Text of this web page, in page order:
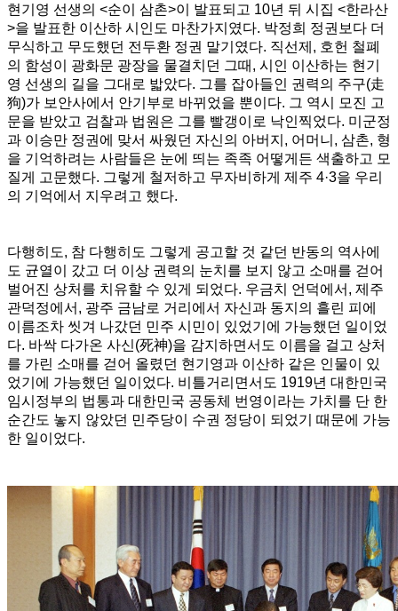
현기영 선생의 <순이 삼촌>이 발표되고 10년 뒤 시집 <한라산
>을 발표한 이산하 시인도 마찬가지였다. 박정희 정권보다 더
무식하고 무도했던 전두환 정권 말기였다. 직선제, 호헌 철폐
의 함성이 광화문 광장을 물결치던 그때, 시인 이산하는 현기
영 선생의 길을 그대로 밟았다. 그를 잡아들인 권력의 주구(走
狗)가 보안사에서 안기부로 바뀌었을 뿐이다. 그 역시 모진 고
문을 받았고 검찰과 법원은 그를 빨갱이로 낙인찍었다. 미군정
과 이승만 정권에 맞서 싸웠던 자신의 아버지, 어머니, 삼촌, 형
을 기억하려는 사람들은 눈에 띄는 족족 어떻게든 색출하고 모
질게 고문했다. 그렇게 철저하고 무자비하게 제주 4·3을 우리
의 기억에서 지우려고 했다.
다행히도, 참 다행히도 그렇게 공고할 것 같던 반동의 역사에
도 균열이 갔고 더 이상 권력의 눈치를 보지 않고 소매를 걷어
벌어진 상처를 치유할 수 있게 되었다. 우금치 언덕에서, 제주
관덕정에서, 광주 금남로 거리에서 자신과 동지의 흘린 피에
이름조차 씻겨 나갔던 민주 시민이 있었기에 가능했던 일이었
다. 바싹 다가온 사신(死神)을 감지하면서도 이름을 걸고 상처
를 가린 소매를 걷어 올렸던 현기영과 이산하 같은 인물이 있
었기에 가능했던 일이었다. 비틀거리면서도 1919년 대한민국
임시정부의 법통과 대한민국 공동체 번영이라는 가치를 단 한
순간도 놓지 않았던 민주당이 수권 정당이 되었기 때문에 가능
한 일이었다.